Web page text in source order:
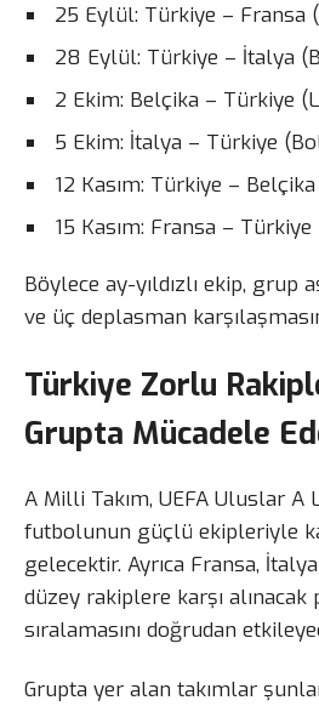
25 Eylül: Türkiye – Fransa
28 Eylül: Türkiye – İtalya
2 Ekim: Belçika – Türkiye
5 Ekim: İtalya – Türkiye
12 Kasım: Türkiye –
15 Kasım: Fransa –
Böylece ay-yıldızlı ekip, grup
ve üç deplasman
Türkiye Zorlu
Grupta Mücadele
A Milli Takım, UEFA Uluslar A
futbolunun güçlü ekipleriyle
gelecektir. Ayrıca Fransa,
düzey rakiplere karşı
sıralamasını doğrudan
Grupta yer alan takımlar